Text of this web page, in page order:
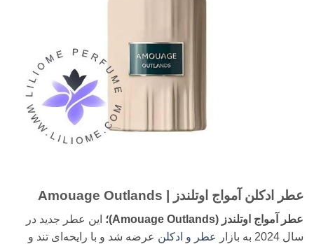
عطر ادکلن آمواج اوتلندز | Amouage Outlands
عطر آمواج اوتلندز (Amouage Outlands)؛
این عطر جدید در
سال 2024 به بازار
عطر و ادکلن عرضه شد و با رایحه‌ای تند و